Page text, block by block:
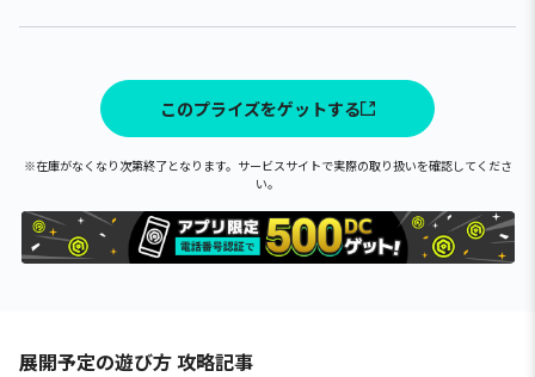
このプライズをゲットする
※在庫がなくなり次第終了となります。サービスサイトで実際の取り扱いを確認してくださ
い。
展開予定の遊び方 攻略記事